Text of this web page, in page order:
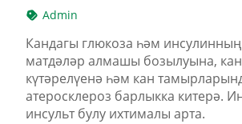
Admin
Кандагы глюкоза һәм
матдәләр алмашы бозылуына,
күтәрелүенә һәм кан
атеросклероз барлыкка китерә.
инсульт булу ихтималы арта.